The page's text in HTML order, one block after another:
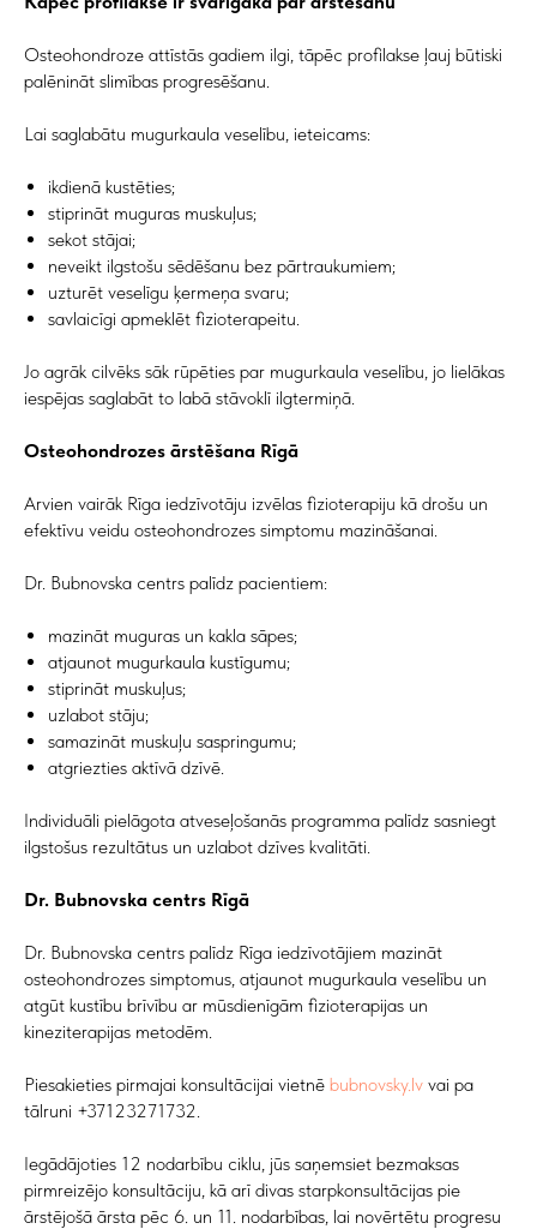
Osteohondroze attīstās gadiem ilgi, tāpēc profilakse ļauj būtiski
palēnināt slimības progresēšanu.
Lai saglabātu mugurkaula veselību, ieteicams:
ikdienā kustēties;
stiprināt muguras muskuļus;
sekot stājai;
neveikt ilgstošu sēdēšanu bez pārtraukumiem;
uzturēt veselīgu ķermeņa svaru;
savlaicīgi apmeklēt fizioterapeitu.
Jo agrāk cilvēks sāk rūpēties par mugurkaula veselību, jo lielākas
iespējas saglabāt to labā stāvoklī ilgtermiņā.
Osteohondrozes ārstēšana Rīgā
Arvien vairāk Rīga iedzīvotāju izvēlas fizioterapiju kā drošu un
efektīvu veidu osteohondrozes simptomu mazināšanai.
Dr. Bubnovska centrs palīdz pacientiem:
mazināt muguras un kakla sāpes;
atjaunot mugurkaula kustīgumu;
stiprināt muskuļus;
uzlabot stāju;
samazināt muskuļu saspringumu;
atgriezties aktīvā dzīvē.
Individuāli pielāgota atveseļošanās programma palīdz sasniegt
ilgstošus rezultātus un uzlabot dzīves kvalitāti.
Dr. Bubnovska centrs Rīgā
Dr. Bubnovska centrs palīdz Rīga iedzīvotājiem mazināt
osteohondrozes simptomus, atjaunot mugurkaula veselību un
atgūt kustību brīvību ar mūsdienīgām fizioterapijas un
kineziterapijas metodēm.
Piesakieties pirmajai konsultācijai vietnē bubnovsky.lv vai pa
tālruni +37123271732.
Iegādājoties 12 nodarbību ciklu, jūs saņemsiet bezmaksas
pirmreizējo konsultāciju, kā arī divas starpkonsultācijas pie
ārstējošā ārsta pēc 6. un 11. nodarbības, lai novērtētu progresu